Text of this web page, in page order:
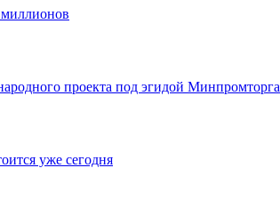
проекта под эгидой Минпромторга
уже сегодня